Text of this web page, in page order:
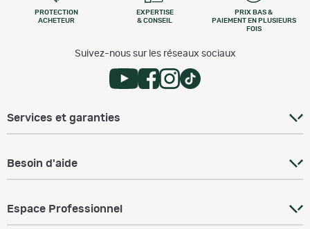
PROTECTION
ACHETEUR
EXPERTISE
& CONSEIL
PRIX BAS &
PAIEMENT EN PLUSIEURS
FOIS
Suivez-nous sur les réseaux sociaux
Services et garanties
Besoin d'aide
Espace Professionnel